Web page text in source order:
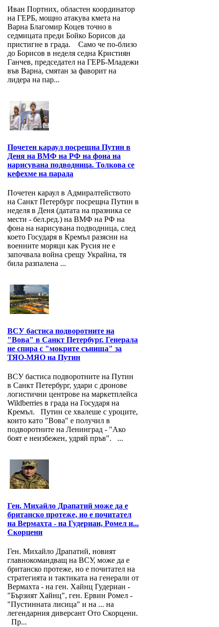
Иван Портних, областен координатор
на ГЕРБ, мощно атакува кмета на
Варна Благомир Коцев точно в
седмицата преди Бойко Борисов да
пристигне в града. Само че по-близо
до Борисов в неделя седна Кристиян
Ганчев, председател на ГЕРБ-Младежи
във Варна, смятан за фаворит на
лидера на пар...
Почетен караул посрещна Путин в
Деня на ВМФ на РФ на фона на
нарисувана подводница. Толкова се
кефехме на парада
Почетен караул в Адмиралтейството
на Санкт Петербург посрещна Путин в
неделя в Деня (датата на празника се
мести - бел.ред.) на ВМФ на РФ на
фона на нарисувана подводница, след
което Государя в Кремъл разясни на
военните моряци как Русия не е
започвала война срещу Украйна, тя
била разпалена ...
ВСУ бастиса подворотните на
"Вова" в Санкт Петербург. Генерала
не спира с "мокрите сънища" за
ТЯО-МЯО на Путин
ВСУ бастиса подворотните на Путин
в Санкт Петербург, удари с дронове
логистични центрове на маркетплейса
Wildberries в града на Государя на
Кремъл. Путин се хвалеше с уроците,
които като "Вова" е получил в
подворотните на Ленинград - "Ако
боят е неизбежен, удряй пръв". ...
Ген. Михайло Драпатий може да е
британско протеже, но е почитател
на Вермахта - на Гудериан, Ромел и...
Скорцени
Ген. Михайло Драпатий, новият
главнокомандващ на ВСУ, може да е
британско протеже, но е почитател на
стратегията и тактиката на генерали от
Вермахта - на ген. Хайнц Гудериан -
"Бързият Хайнц", ген. Ервин Ромел -
"Пустинната лисица" и на ... на
легендарния диверсант Ото Скорцени.
Пр...